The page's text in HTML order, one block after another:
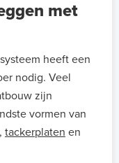
met
heeft een
nodig. Veel
zijn
vormen van
, tackerplaten en